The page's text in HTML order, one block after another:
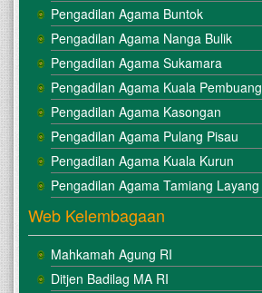
Pengadilan Agama Buntok
Pengadilan Agama Nanga Bulik
Pengadilan Agama Sukamara
Pengadilan Agama Kuala Pembuang
Pengadilan Agama Kasongan
Pengadilan Agama Pulang Pisau
Pengadilan Agama Kuala Kurun
Pengadilan Agama Tamiang Layang
Web Kelembagaan
Mahkamah Agung RI
Ditjen Badilag MA RI